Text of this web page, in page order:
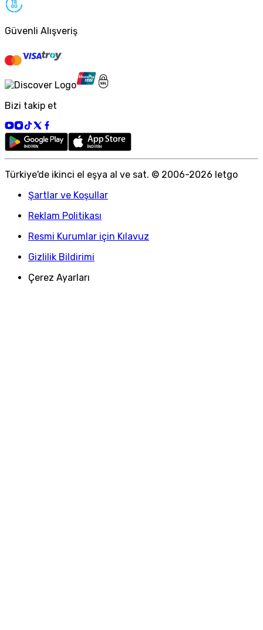
Güvenli Alışveriş
Bizi takip et
Türkiye'de ikinci el eşya al ve sat. © 2006-2026 letgo
Şartlar ve Koşullar
Reklam Politikası
Resmi Kurumlar için Kılavuz
Gizlilik Bildirimi
Çerez Ayarları